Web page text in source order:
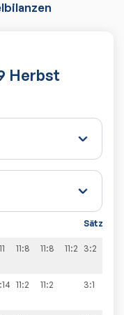
Herbst
Sätze
11:8 11:8 11:2 3:2
11:2 11:2 3:1